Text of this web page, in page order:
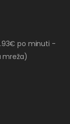
po minuti -
mreža)